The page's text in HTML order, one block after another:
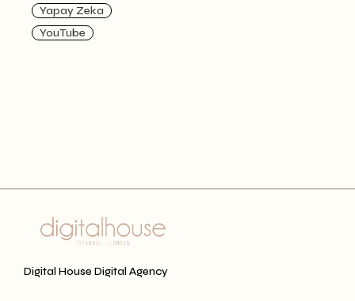
Yapay Zeka
YouTube
Digital House Digital Agency